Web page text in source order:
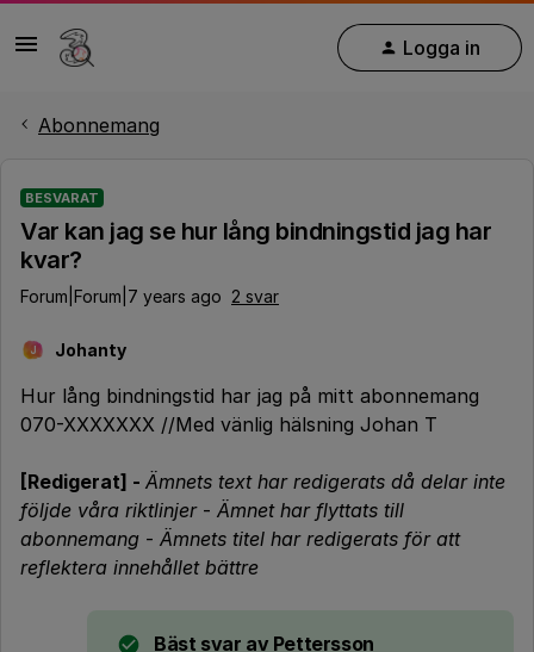
Logga in
Abonnemang
BESVARAT
Var kan jag se hur lång bindningstid jag har
kvar?
Forum|Forum|7 years ago 2 svar
J Johanty
Hur lång bindningstid har jag på mitt abonnemang
070-XXXXXXX //Med vänlig hälsning Johan T
[Redigerat] - Ämnets text har redigerats då delar inte
följde våra riktlinjer- Ämnet har flyttats till
abonnemang - Ämnets titel har redigerats för att
reflektera innehållet bättre
Bäst svar av Pettersson